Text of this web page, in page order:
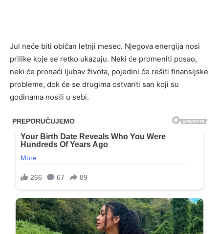
Jul neće biti običan letnji mesec. Njegova energija nosi
prilike koje se retko ukazuju. Neki će promeniti posao,
neki će pronaći ljubav života, pojedini će rešiti finansijske
probleme, dok će se drugima ostvariti san koji su
godinama nosili u sebi.